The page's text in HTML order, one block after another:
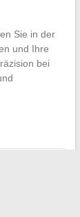
Sie in der
und Ihre
bei